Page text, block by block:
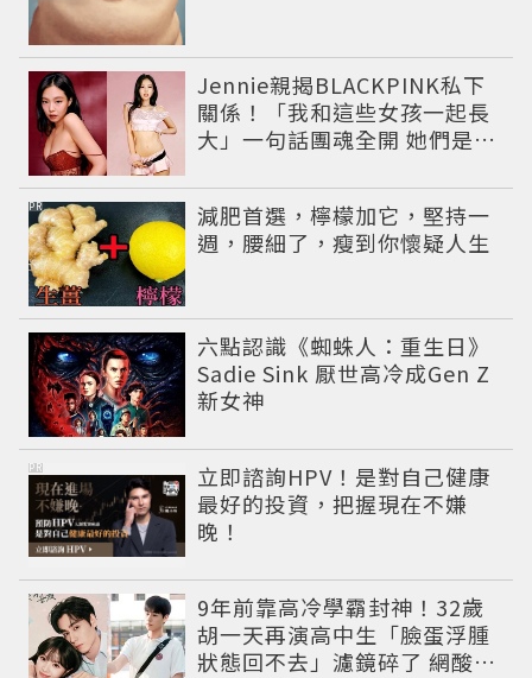
Jennie親揭BLACKPINK私下
關係！「我和這些女孩一起長
大」一句話團魂全開 她們是彼
減肥首選，檸檬加它，堅持一
週，腰細了，瘦到你懷疑人生
PR
六點認識《蜘蛛人：重生日》
Sadie Sink 厭世高冷成Gen Z
新女神
立即諮詢HPV！是對自己健康
最好的投資，把握現在不嫌
晚！
PR
9年前靠高冷學霸封神！32歲
胡一天再演高中生「臉蛋浮腫
狀態回不去」濾鏡碎了 網酸：